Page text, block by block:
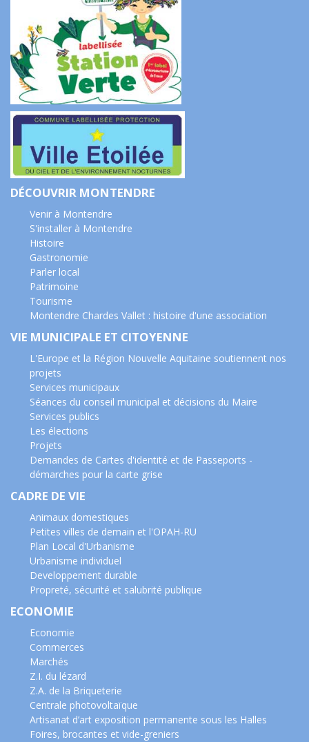
DÉCOUVRIR MONTENDRE
Venir à Montendre
S'installer à Montendre
Histoire
Gastronomie
Parler local
Patrimoine
Tourisme
Montendre Chardes Vallet : histoire d'une association
VIE MUNICIPALE ET CITOYENNE
L'Europe et la Région Nouvelle Aquitaine soutiennent nos
projets
Services municipaux
Séances du conseil municipal et décisions du Maire
Services publics
Les élections
Projets
Demandes de Cartes d'identité et de Passeports -
démarches pour la carte grise
CADRE DE VIE
Animaux domestiques
Petites villes de demain et l'OPAH-RU
Plan Local d'Urbanisme
Urbanisme individuel
Developpement durable
Propreté, sécurité et salubrité publique
ECONOMIE
Economie
Commerces
Marchés
Z.I. du lézard
Z.A. de la Briqueterie
Centrale photovoltaïque
Artisanat d’art exposition permanente sous les Halles
Foires, brocantes et vide-greniers